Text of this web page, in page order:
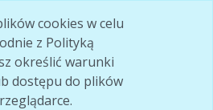
cookies w celu
z Polityką
określić warunki
dostępu do plików